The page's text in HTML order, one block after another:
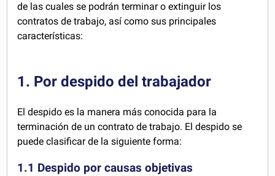
de las cuales se podrán terminar o extinguir los
contratos de trabajo, así como sus principales
características:
1. Por despido del trabajador
El despido es la manera más conocida para la
terminación de un contrato de trabajo. El despido se
puede clasificar de la siguiente forma:
1.1 Despido por causas objetivas